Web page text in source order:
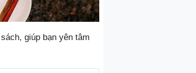
giúp bạn yên tâm